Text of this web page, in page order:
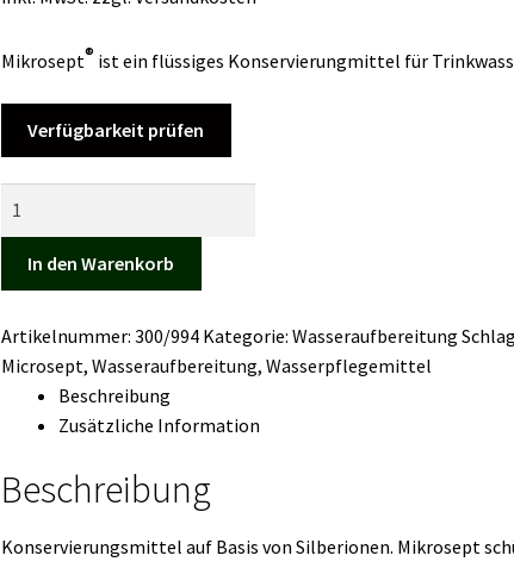
Mikrosept® ist ein flüssiges Konservierungmittel für
Verfügbarkeit prüfen
g
In den Warenkorb
Artikelnummer: 300/994 Kategorie: Wasseraufbereitung
Microsept, Wasseraufbereitung, Wasserpflegemittel
Beschreibung
Zusätzliche Information
Beschreibung
Konservierungsmittel auf Basis von Silberionen. Mikrosept